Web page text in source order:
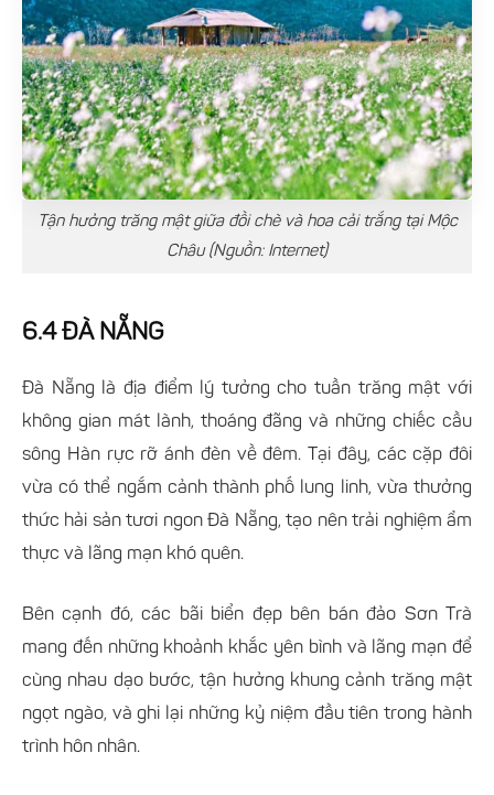
Tận hưởng trăng mật giữa đồi chè và hoa cải trắng tại Mộc
Châu (Nguồn: Internet)
6.4 ĐÀ NẴNG
Đà Nẵng là địa điểm lý tưởng cho tuần trăng mật với
không gian mát lành, thoáng đãng và những chiếc cầu
sông Hàn rực rỡ ánh đèn về đêm. Tại đây, các cặp đôi
vừa có thể ngắm cảnh thành phố lung linh, vừa thưởng
thức hải sản tươi ngon Đà Nẵng, tạo nên trải nghiệm ẩm
thực và lãng mạn khó quên.
Bên cạnh đó, các bãi biển đẹp bên bán đảo Sơn Trà
mang đến những khoảnh khắc yên bình và lãng mạn để
cùng nhau dạo bước, tận hưởng khung cảnh trăng mật
ngọt ngào, và ghi lại những kỷ niệm đầu tiên trong hành
trình hôn nhân.